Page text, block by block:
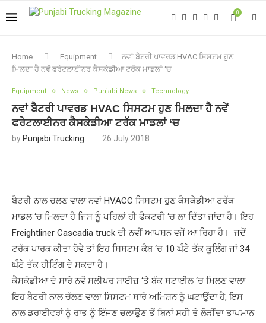
0
Home Equipment
ਨਵਾਂ ਬੈਟਰੀ ਪਾਵਰਡ HVAC ਸਿਸਟਮ ਹੁਣ
ਮਿਲਦਾ ਹੈ ਨਵੇਂ ਫਰੇਟਲਾਈਨਰ ਕੈਸਕੇਡੀਆ ਟਰੱਕ ਮਾਡਲਾਂ ‘ਚ
Equipment News Punjabi News Technology
ਨਵਾਂ ਬੈਟਰੀ ਪਾਵਰਡ HVAC ਸਿਸਟਮ ਹੁਣ ਮਿਲਦਾ ਹੈ ਨਵੇਂ
ਫਰੇਟਲਾਈਨਰ ਕੈਸਕੇਡੀਆ ਟਰੱਕ ਮਾਡਲਾਂ ‘ਚ
by Punjabi Trucking 26 July 2018
ਬੈਟਰੀ ਨਾਲ ਚਲਣ ਵਾਲਾ ਨਵਾਂ HVACC ਸਿਸਟਮ ਹੁਣ ਕੈਸਕੇਡੀਆ ਟਰੱਕ
ਮਾਡਲ ‘ਚ ਮਿਲਦਾ ਹੈ ਜਿਸ ਨੂੰ ਪਹਿਲਾਂ ਹੀ ਫੈਕਟਰੀ ‘ਚ ਲਾ ਦਿੱਤਾ ਜਾਂਦਾ ਹੈ। ਇਹ
Freightliner Cascadia truck ਦੀ ਨਵੀਂ ਆਪਸ਼ਨ ਵਜੋਂ ਆ ਰਿਹਾ ਹੈ। ਜਦੋਂ
ਟਰੱਕ ਪਾਰਕ ਕੀਤਾ ਹੋਵੇ ਤਾਂ ਇਹ ਸਿਸਟਮ ਕੈਬ ‘ਚ 10 ਘੰਟੇ ਤੱਕ ਕੂਲਿੰਗ ਜਾਂ 34
ਘੰਟੇ ਤੱਕ ਹੀਟਿੰਗ ਦੇ ਸਕਦਾ ਹੈ।
ਕੈਸਕੇਡੀਆ ਦੇ ਸਾਰੇ ਨਵੇਂ ਸਲੀਪਰ ਸਾਈਜ਼ ‘ਤੇ ਬੰਕ ਸਟਾਈਲ ‘ਚ ਮਿਲਣ ਵਾਲਾ
ਇਹ ਬੈਟਰੀ ਨਾਲ ਚੱਲਣ ਵਾਲਾ ਸਿਸਟਮ ਸਾਰੇ ਅਮਿਸ਼ਨ ਨੂੰ ਘਟਾਉਂਦਾ ਹੈ, ਇਸ
ਨਾਲ ਡਰਾਈਵਰਾਂ ਨੂੰ ਰਾਤ ਨੂੰ ਇੰਜਣ ਚਲਾਉਣ ਤੋਂ ਬਿਨਾਂ ਸਹੀ ਤੇ ਲੋੜੀਂਦਾ ਤਾਪਮਾਨ